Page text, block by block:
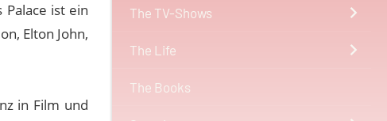
The TV-Shows
The Life
The Books
ist ein
Elton John,
in Film und